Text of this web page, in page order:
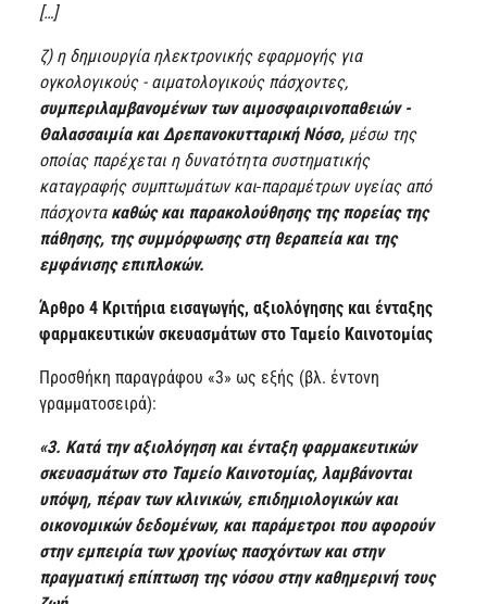
[…]
ζ) η δημιουργία ηλεκτρονικής εφαρμογής για
ογκολογικούς - αιματολογικούς πάσχοντες,
συμπεριλαμβανομένων των αιμοσφαιρινοπαθειών -
Θαλασσαιμία και Δρεπανοκυτταρική Νόσο, μέσω της
οποίας παρέχεται η δυνατότητα συστηματικής
καταγραφής συμπτωμάτων και παραμέτρων υγείας από
πάσχοντα καθώς και παρακολούθησης της πορείας της
πάθησης, της συμμόρφωσης στη θεραπεία και της
εμφάνισης επιπλοκών.
Άρθρο 4 Κριτήρια εισαγωγής, αξιολόγησης και ένταξης
φαρμακευτικών σκευασμάτων στο Ταμείο Καινοτομίας
Προσθήκη παραγράφου «3» ως εξής (βλ. έντονη
γραμματοσειρά):
«3. Κατά την αξιολόγηση και ένταξη φαρμακευτικών
σκευασμάτων στο Ταμείο Καινοτομίας, λαμβάνονται
υπόψη, πέραν των κλινικών, επιδημιολογικών και
οικονομικών δεδομένων, και παράμετροι που αφορούν
στην εμπειρία των χρονίως πασχόντων και στην
πραγματική επίπτωση της νόσου στην καθημερινή τους